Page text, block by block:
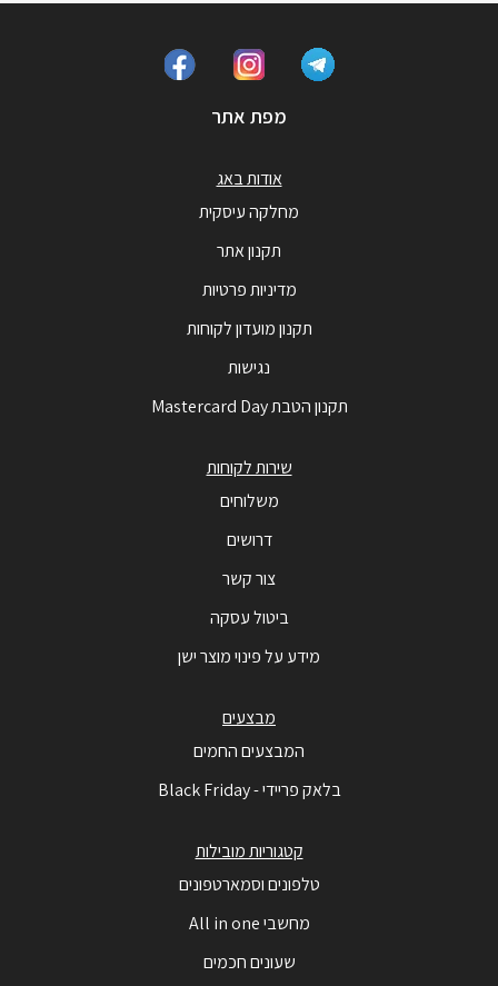
מפת אתר
אודות באג
מחלקה עיסקית
תקנון אתר
מדיניות פרטיות
תקנון מועדון לקוחות
נגישות
תקנון הטבת Mastercard Day
שירות לקוחות
משלוחים
דרושים
צור קשר
ביטול עסקה
מידע על פינוי מוצר ישן
מבצעים
המבצעים החמים
בלאק פריידי - Black Friday
קטגוריות מובילות
טלפונים וסמארטפונים
מחשבי All in one
שעונים חכמים